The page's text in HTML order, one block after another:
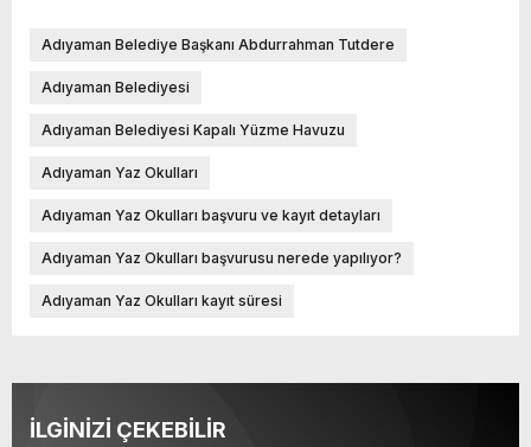
Adıyaman Belediye Başkanı Abdurrahman Tutdere
Adıyaman Belediyesi
Adıyaman Belediyesi Kapalı Yüzme Havuzu
Adıyaman Yaz Okulları
Adıyaman Yaz Okulları başvuru ve kayıt detayları
Adıyaman Yaz Okulları başvurusu nerede yapılıyor?
Adıyaman Yaz Okulları kayıt süresi
İLGİNİZİ ÇEKEBİLİR